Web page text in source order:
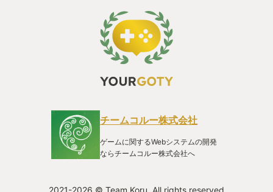
チームコルー株式会社
ゲームに関するWebシステムの開発
ならチームコルー株式会社へ
2021-2026 © Team Koru. All rights reserved